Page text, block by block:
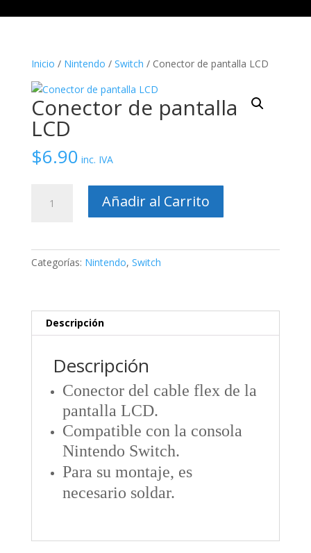
Inicio / Nintendo / Switch / Conector de pantalla LCD
Conector de pantalla
LCD
$6.90 inc. IVA
cantidad
Añadir al Carrito
Categorías: Nintendo, Switch
Descripción
Descripción
Conector del cable flex de la
pantalla LCD.
Compatible con la consola
Nintendo Switch.
Para su montaje, es
necesario soldar.